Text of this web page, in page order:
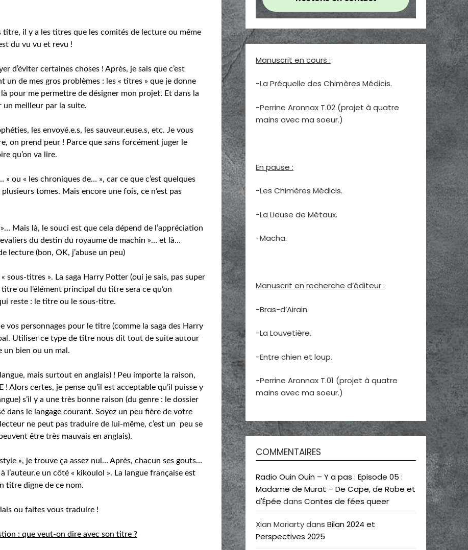
il y a les titres que les comités de lecture ou même
du vu vu et revu !
d’éviter certaines choses ! Après, je sais que c’est
un de mes gros problèmes : les « titres » que je donne
pour me permettre de désigner mon projet. Et dans la
un meilleur par la suite.
les envoyé.e.s, les sauveur.euse.s, etc. Je vous
on prend peur ! Parce que sans forcément juger le
qu’on va lire.
ou « les chroniques de… », car ce que c’est quelques
tomes. Mais encore une fois, ce n’est pas
Mais là, le souci est que cela dépend de l’appréciation
du destin du royaume de machin »… et là…
lecture (bon, OK, j’abuse un peu)
sous-titres ». La saga Harry Potter (oui je sais, pas super
ou l’élément principal du titre sera ce qu’on
reste : le titre ou le sous-titre.
vos personnages pour le titre (comme la saga des Harry
Utiliser ce type de titre nous dit tout de suite autour
un bien ou un mal.
mais surtout en anglais) ! Peu importe la raison,
Alors certes, je pense qu’il est acceptable qu’il puisse y
s’il y a une très bonne raison (du genre : le dossier
dans le langage courant. Soyez un peu fière de votre
ne peut pas traduire de lui-même, c’est un peu se
être très mauvais en anglais).
», je trouve ça assez nul… Après, chacun ses gouts…
un côté « kikoulol ». La langue française est
titre digne de ce nom.
ou faites vous traduire !
: que veut-on dire avec son titre ?
Manuscrit en cours :
-La Préquelle des Chimères Médicis.
-Perrine Aronnax T.02 (projet à quatre
mains avec ma soeur.)
En pause :
-Les Chimères Médicis.
-La Lieuse de Métaux.
-Macha.
Manuscrit en recherche d’éditeur :
-Bras-d’Airain.
-La Louvetière.
-Entre chien et loup.
-Perrine Aronnax T.01 (projet à quatre
mains avec ma soeur.)
COMMENTAIRES
Radio Ouin Ouin – Y a pas : Episode 05 :
Madame de Murat – De Cape, de Robe et
d'Épée dans Contes de fées queer
Xian Moriartydans Bilan 2024 et
Perspectives 2025